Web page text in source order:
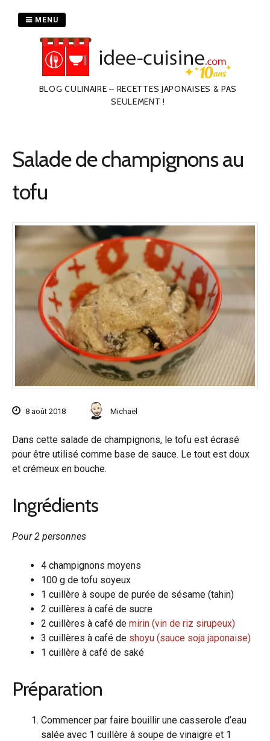
BLOG CULINAIRE – RECETTES JAPONAISES & PAS
SEULEMENT !
MENU
Salade de champignons au
tofu
8 août 2018 Michaël
Dans cette salade de champignons, le tofu est écrasé
pour être utilisé comme base de sauce. Le tout est doux
et crémeux en bouche.
Ingrédients
Pour 2 personnes
4 champignons moyens
100 g de tofu soyeux
1 cuillère à soupe de purée de sésame (tahin)
2 cuillères à café de sucre
2 cuillères à café de mirin (vin de riz sirupeux)
3 cuillères à café de shoyu (sauce soja japonaise)
1 cuillère à café de saké
Préparation
Commencer par faire bouillir une casserole d’eau
salée avec 1 cuillère à soupe de vinaigre et 1